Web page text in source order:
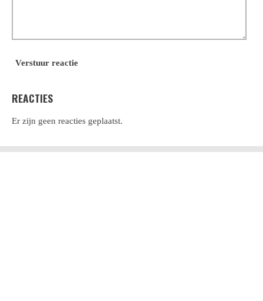
Verstuur reactie
REACTIES
Er zijn geen reacties geplaatst.